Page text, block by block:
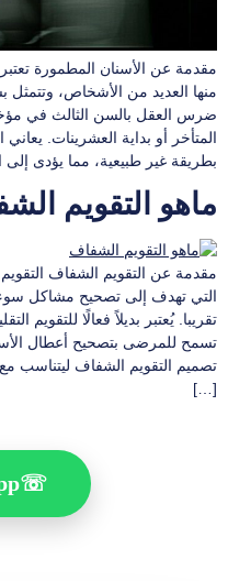
مقدمة عن الأسنان المطمورة
منها العديد من الأشخاص،
ضرس العقل بالسن الثالث في
المتأخر أو بداية العشرينات.
بطريقة غير طبيعية، مما يؤدى
ماهو التقويم
مقدمة عن التقويم الشفاف
التي تهدف إلى تصحيح مشاكل سوء
تقريبا. يُعتبر بديلاً فعالًا للتقويم
تسمح للمرضى بتصحيح أعطال
تصميم التقويم الشفاف ليتناسب
[…]
☏